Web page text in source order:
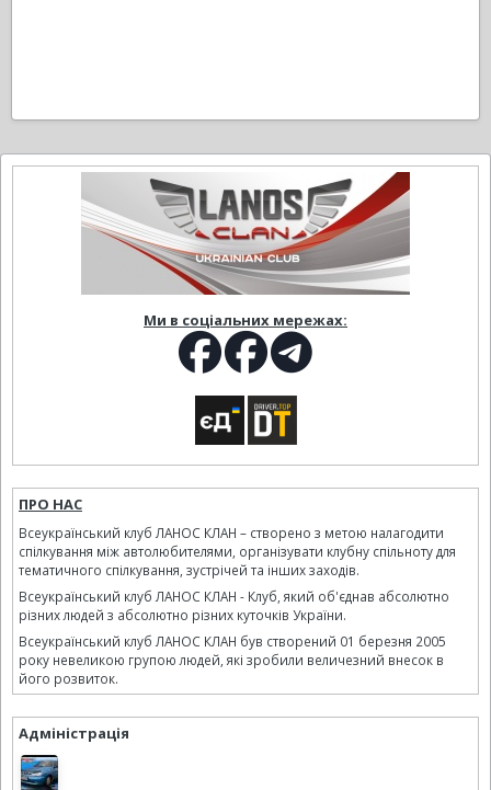
Ми в соціальних мережах:
ПРО НАС
Всеукраїнський клуб ЛАНОС КЛАН – створено з метою налагодити
спілкування між автолюбителями, організувати клубну спільноту для
тематичного спілкування, зустрічей та інших заходів.
Всеукраїнський клуб ЛАНОС КЛАН - Клуб, який об'єднав абсолютно
різних людей з абсолютно різних куточків України.
Всеукраїнський клуб ЛАНОС КЛАН був створений 01 березня 2005
року невеликою групою людей, які зробили величезний внесок в
його розвиток.
Адміністрація